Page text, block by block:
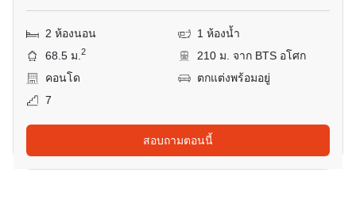
2 ห้องนอน
1 ห้องน้ำ
68.5 ม.2
210 ม. จาก BTS อโศก
คอนโด
ตกแต่งพร้อมอยู่
7
สอบถามตอนนี้